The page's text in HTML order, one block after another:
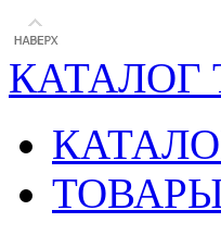
КАТАЛОГ